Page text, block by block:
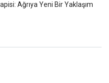
Ağrıya Yeni Bir Yaklaşım